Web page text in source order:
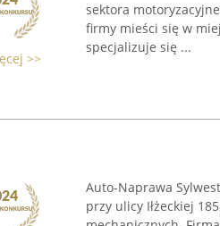
>>
sektora
firmy mieści się w
specjalizuje się ...
Auto-Naprawa
przy ulicy Iłżeckiej